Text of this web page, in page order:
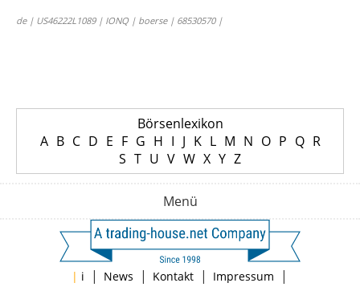
de | US46222L1089 | IONQ | boerse | 68530570 |
Börsenlexikon
A B C D E F G H I J K L M N O P Q R
S T U V W X Y Z
Menü
| i | News | Kontakt | Impressum |